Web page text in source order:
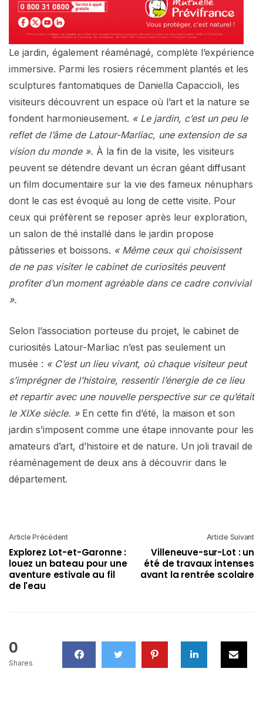
Le jardin, également réaménagé, complète l’expérience
immersive. Parmi les rosiers récemment plantés et les
sculptures fantomatiques de Daniella Capaccioli, les
visiteurs découvrent un espace où l’art et la nature se
fondent harmonieusement. « Le jardin, c’est un peu le
reflet de l’âme de Latour-Marliac, une extension de sa
vision du monde ». À la fin de la visite, les visiteurs
peuvent se détendre devant un écran géant diffusant
un film documentaire sur la vie des fameux nénuphars
dont le cas est évoqué au long de cette visite. Pour
ceux qui préfèrent se reposer après leur exploration,
un salon de thé installé dans le jardin propose
pâtisseries et boissons. « Même ceux qui choisissent
de ne pas visiter le cabinet de curiosités peuvent
profiter d’un moment agréable dans ce cadre convivial
».
Selon l’association porteuse du projet, le cabinet de
curiosités Latour-Marliac n’est pas seulement un
musée : « C’est un lieu vivant, où chaque visiteur peut
s’imprégner de l’histoire, ressentir l’énergie de ce lieu
et repartir avec une nouvelle perspective sur ce qu’était
le XIXe siècle. »En cette fin d’été, la maison et son
jardin s’imposent comme une étape innovante pour les
amateurs d’art, d’histoire et de nature. Un joli travail de
réaménagement de deux ans à découvrir dans le
département.
Article Précédent
Explorez Lot-et-Garonne :
louez un bateau pour une
aventure estivale au fil
de l'eau
Article Suivant
Villeneuve-sur-Lot : un
été de travaux intenses
avant la rentrée scolaire
0
Shares